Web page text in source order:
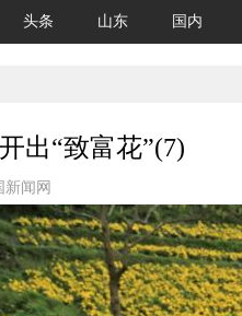
头条 山东 国内
出“致富花”(7)
新闻网